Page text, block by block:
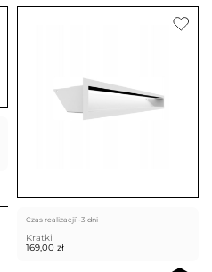
Czas realizacji1-3 dni
Kratki
169,00 zł